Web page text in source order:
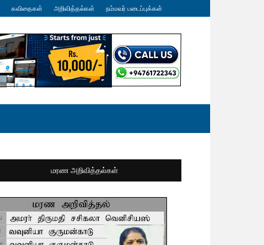
கவிதைகள் அறிவித்தல்கள் நம்மவர் படைப்புக்கள்
மரண அறிவித்தல்கள்